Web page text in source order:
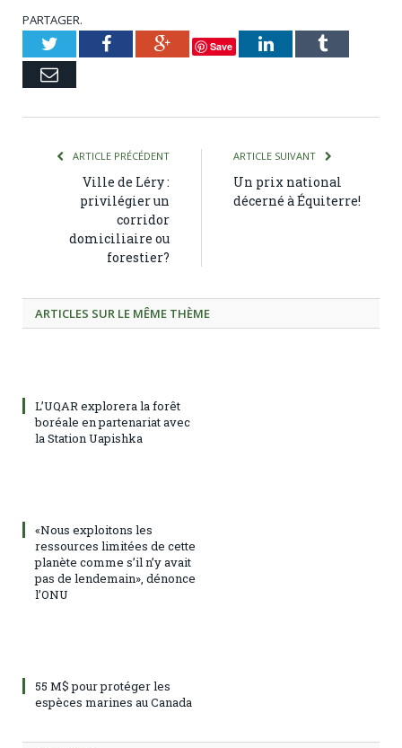
PARTAGER.
TwitterFacebookGoogle+
Save LinkedInTumblr
Courriel
ARTICLE PRÉCÉDENT
Ville de Léry :
privilégier un
corridor
domiciliaire ou
forestier?
ARTICLE SUIVANT
Un prix national
décerné à Équiterre!
ARTICLES SUR LE MÊME THÈME
L’UQAR explorera la forêt
boréale en partenariat avec
la Station Uapishka
«Nous exploitons les
ressources limitées de cette
planète comme s’il n’y avait
pas de lendemain», dénonce
l’ONU
55 M$ pour protéger les
espèces marines au Canada